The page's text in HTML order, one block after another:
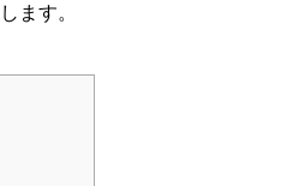
ます。